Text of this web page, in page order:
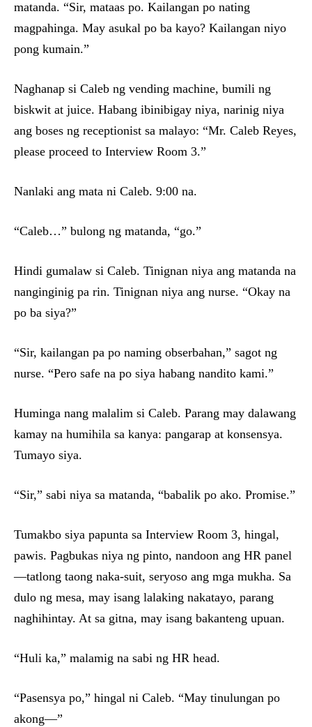
matanda. “Sir, mataas po. Kailangan po nating
magpahinga. May asukal po ba kayo? Kailangan niyo
pong kumain.”
Naghanap si Caleb ng vending machine, bumili ng
biskwit at juice. Habang ibinibigay niya, narinig niya
ang boses ng receptionist sa malayo: “Mr. Caleb Reyes,
please proceed to Interview Room 3.”
Nanlaki ang mata ni Caleb. 9:00 na.
“Caleb…” bulong ng matanda, “go.”
Hindi gumalaw si Caleb. Tinignan niya ang matanda na
nanginginig pa rin. Tinignan niya ang nurse. “Okay na
po ba siya?”
“Sir, kailangan pa po naming obserbahan,” sagot ng
nurse. “Pero safe na po siya habang nandito kami.”
Huminga nang malalim si Caleb. Parang may dalawang
kamay na humihila sa kanya: pangarap at konsensya.
Tumayo siya.
“Sir,” sabi niya sa matanda, “babalik po ako. Promise.”
Tumakbo siya papunta sa Interview Room 3, hingal,
pawis. Pagbukas niya ng pinto, nandoon ang HR panel
—tatlong taong naka-suit, seryoso ang mga mukha. Sa
dulo ng mesa, may isang lalaking nakatayo, parang
naghihintay. At sa gitna, may isang bakanteng upuan.
“Huli ka,” malamig na sabi ng HR head.
“Pasensya po,” hingal ni Caleb. “May tinulungan po
akong—”